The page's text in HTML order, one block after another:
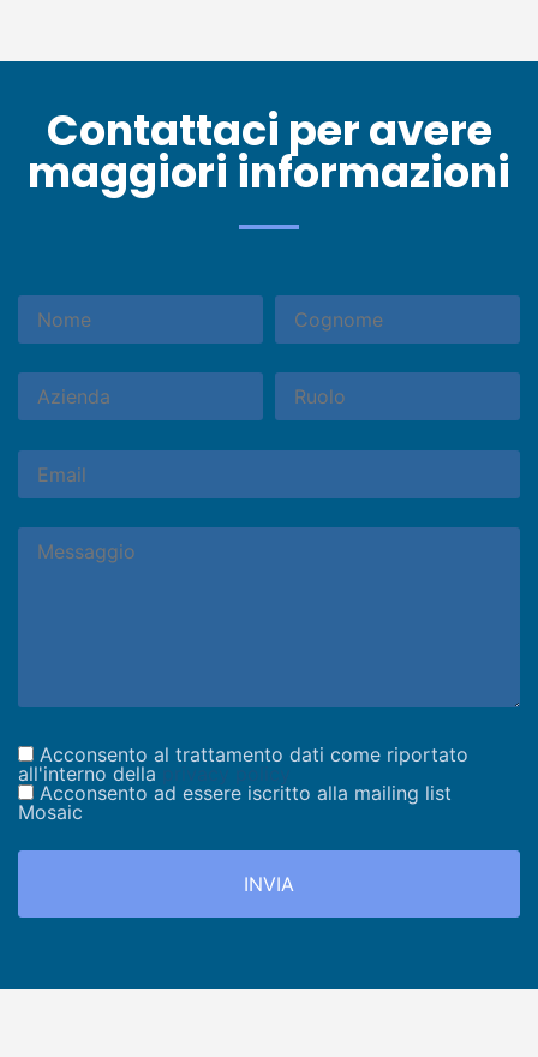
Contattaci per avere
maggiori informazioni
Acconsento al trattamento dati come riportato
all'interno della
Acconsento ad essere iscritto alla mailing list
Mosaic